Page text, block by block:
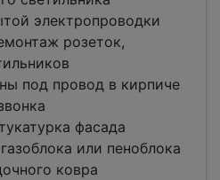
электропроводки
розеток,
под провод в кирпиче
фасада
или пеноблока
ковра